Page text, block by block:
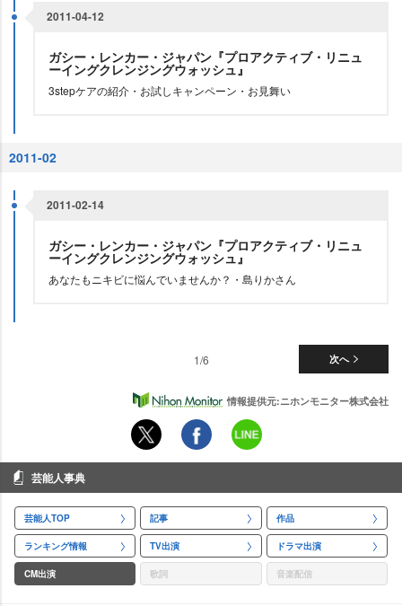
2011-04-12
ガシー・レンカー・ジャパン『プロアクティブ・リニュ
ーイングクレンジングウォッシュ』
3stepケアの紹介・お試しキャンペーン・お見舞い
2011-02
2011-02-14
ガシー・レンカー・ジャパン『プロアクティブ・リニュ
ーイングクレンジングウォッシュ』
あなたもニキビに悩んでいませんか？・島りかさん
次へ
1/6
情報提供元:ニホンモニター株式会社
芸能人事典
芸能人TOP 記事 作品
ランキング情報 TV出演 ドラマ出演
CM出演 歌詞 音楽配信